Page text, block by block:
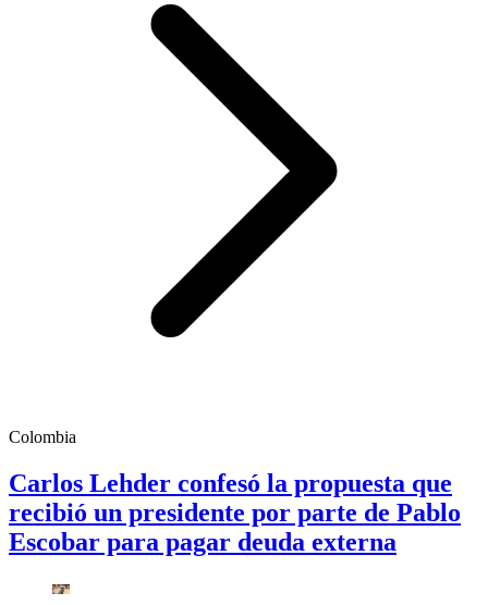
Colombia
Carlos Lehder confesó la propuesta que
recibió un presidente por parte de Pablo
Escobar para pagar deuda externa